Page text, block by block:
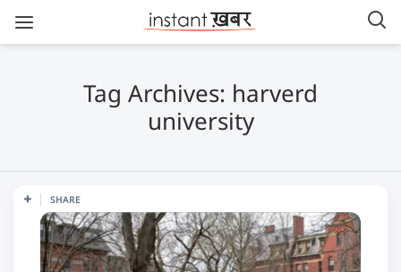
Tag Archives: harverd
university
SHARE